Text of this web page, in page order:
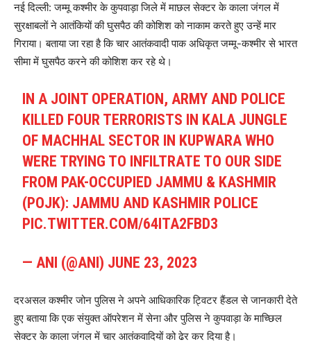
नई दिल्ली: जम्मू कश्मीर के कुपवाड़ा जिले में माछल सेक्टर के काला जंगल में
सुरक्षाबलों ने आतंकियों की घुसपैठ की कोशिश को नाकाम करते हुए उन्हें मार
गिराया। बताया जा रहा है कि चार आतंकवादी पाक अधिकृत जम्मू-कश्मीर से भारत
सीमा में घुसपैठ करने की कोशिश कर रहे थे।
IN A JOINT OPERATION, ARMY AND POLICE
KILLED FOUR TERRORISTS IN KALA JUNGLE
OF MACHHAL SECTOR IN KUPWARA WHO
WERE TRYING TO INFILTRATE TO OUR SIDE
FROM PAK-OCCUPIED JAMMU & KASHMIR
(POJK): JAMMU AND KASHMIR POLICE
PIC.TWITTER.COM/64ITA2FBD3
— ANI (@ANI) JUNE 23, 2023
दरअसल कश्मीर जोन पुलिस ने अपने आधिकारिक ट्विटर हैंडल से जानकारी देते
हुए बताया कि एक संयुक्त ऑपरेशन में सेना और पुलिस ने कुपवाड़ा के माच्छिल
सेक्टर के काला जंगल में चार आतंकवादियों को ढेर कर दिया है।